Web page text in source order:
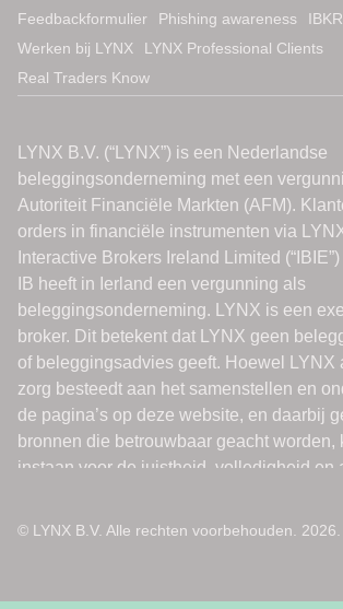
Feedbackformulier
Phishing awareness IBKR
Werken bij LYNX
LYNX Professional Clients
Real Traders Know
© LYNX B.V. Alle rechten voorbehouden. 2026.